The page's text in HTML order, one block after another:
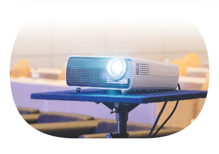
970 руб.
Заказать
Замена таймера
1170 руб.
Заказать